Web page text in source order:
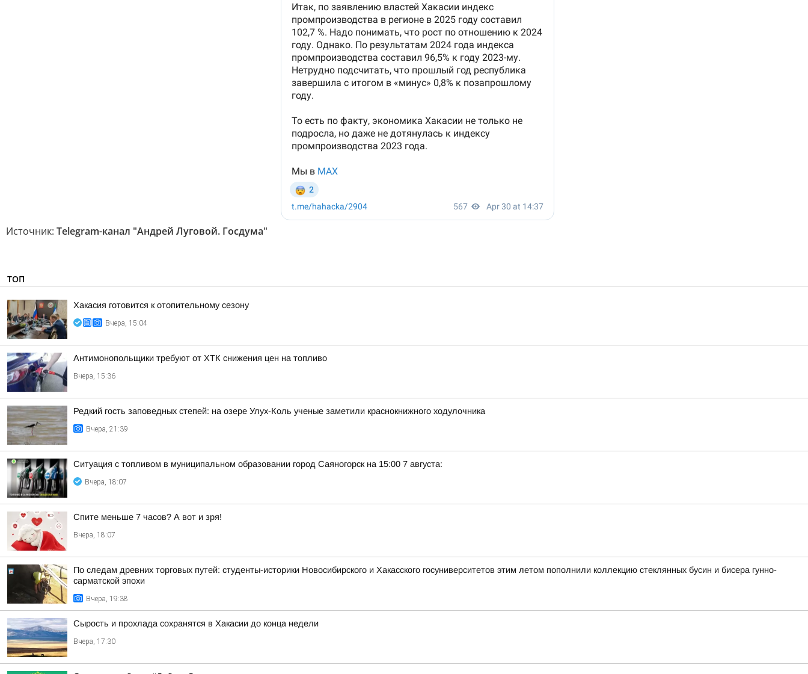
Источник: Telegram-канал "Андрей Луговой. Госдума"
ТОП
Хакасия готовится к отопительному сезону
Вчера, 15:04
Антимонопольщики требуют от ХТК снижения цен на топливо
Вчера, 15:36
Редкий гость заповедных степей: на озере Улух-Коль ученые заметили краснокнижного ходулочника
Вчера, 21:39
Ситуация с топливом в муниципальном образовании город Саяногорск на 15:00 7 августа:
Вчера, 18:07
Спите меньше 7 часов? А вот и зря!
Вчера, 18:07
По следам древних торговых путей: студенты-историки Новосибирского и Хакасского госуниверситетов этим летом пополнили коллекцию стеклянных бусин и бисера гунно-
сарматской эпохи
Вчера, 19:38
Сырость и прохлада сохранятся в Хакасии до конца недели
Вчера, 17:30